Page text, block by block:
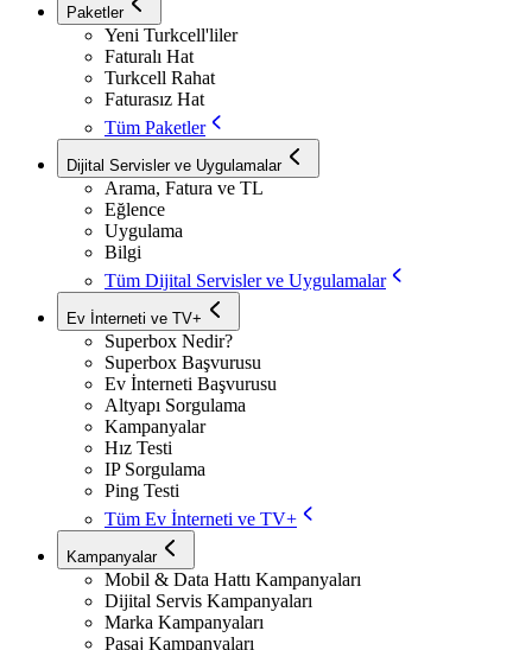
Paketler
Yeni Turkcell'liler
Faturalı Hat
Turkcell Rahat
Faturasız Hat
Tüm Paketler
Dijital Servisler ve Uygulamalar
Arama, Fatura ve TL
Eğlence
Uygulama
Bilgi
Tüm Dijital Servisler ve Uygulamalar
Ev İnterneti ve TV+
Superbox Nedir?
Superbox Başvurusu
Ev İnterneti Başvurusu
Altyapı Sorgulama
Kampanyalar
Hız Testi
IP Sorgulama
Ping Testi
Tüm Ev İnterneti ve TV+
Kampanyalar
Mobil & Data Hattı Kampanyaları
Dijital Servis Kampanyaları
Marka Kampanyaları
Pasaj Kampanyaları